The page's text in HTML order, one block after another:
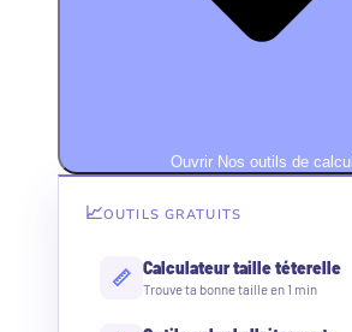
Ouvrir Nos outils de calcul
📈OUTILS GRATUITS
📏 Calculateur taille téterelle
Trouve ta bonne taille en 1 min